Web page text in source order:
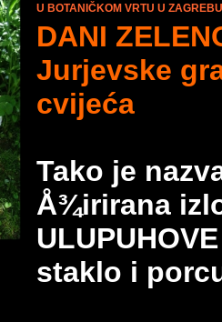
U BOTANIČKOM VRTU U
DANI
Jurjevske
cvijeća
Tako je
Å¾irirana
staklo i